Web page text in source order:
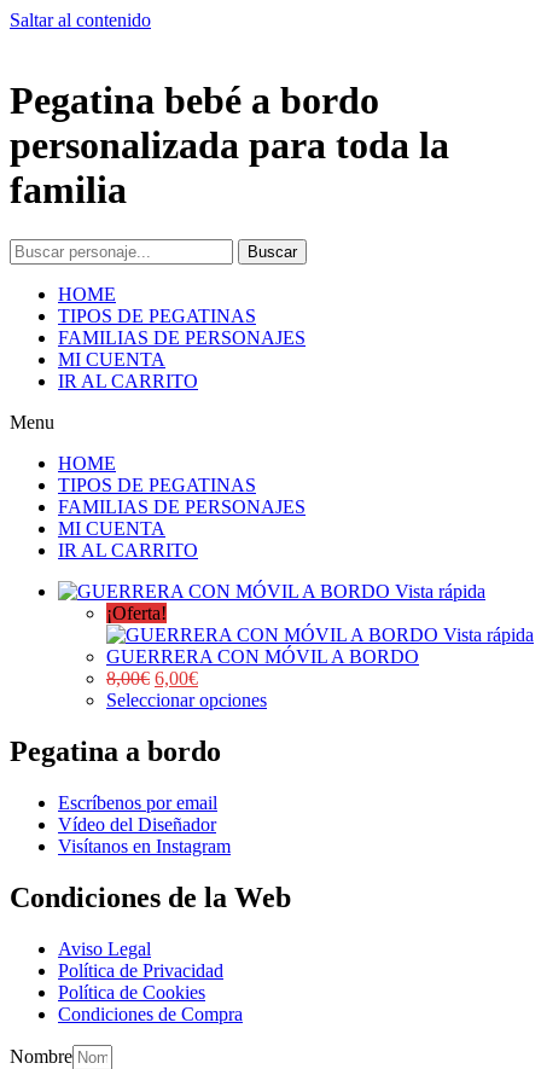
Saltar al contenido
Pegatina bebé a bordo
personalizada para toda la
familia
Buscar
HOME
TIPOS DE PEGATINAS
FAMILIAS DE PERSONAJES
MI CUENTA
IR AL CARRITO
Menu
HOME
TIPOS DE PEGATINAS
FAMILIAS DE PERSONAJES
MI CUENTA
IR AL CARRITO
Vista rápida
¡Oferta!
Vista rápida
GUERRERA CON MÓVIL A BORDO
8,00€ 6,00€
Seleccionar opciones
Pegatina a bordo
Escríbenos por email
Vídeo del Diseñador
Visítanos en Instagram
Condiciones de la Web
Aviso Legal
Política de Privacidad
Política de Cookies
Condiciones de Compra
Nombre